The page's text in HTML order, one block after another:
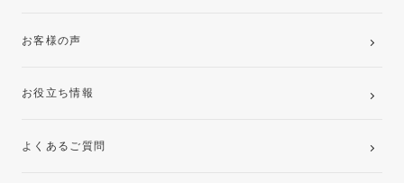
お客様の声
お役立ち情報
よくあるご質問